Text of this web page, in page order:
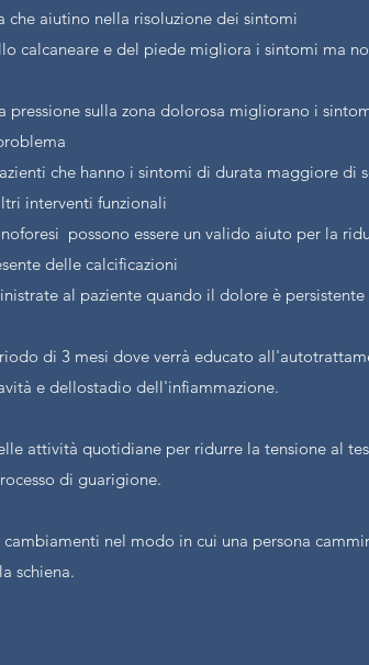
che aiutino nella risoluzione dei sintomi
calcaneare e del piede migliora i sintomi ma
sulla zona dolorosa migliorano i
che hanno i sintomi di durata maggiore di
interventi funzionali
possono essere un valido aiuto per la
delle calcificazioni
al paziente quando il dolore è
di 3 mesi dove verrà educato
e dellostadio dell'infiammazione.
attività quotidiane per ridurre la tensione al
di guarigione.
nel modo in cui una persona
schiena.